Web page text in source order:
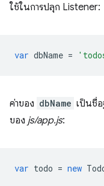
ใช้ในการปลุก Listener:
var dbName =
ค่าของ dbName เป็นชื่
ของ js/app.js:
var todo = new